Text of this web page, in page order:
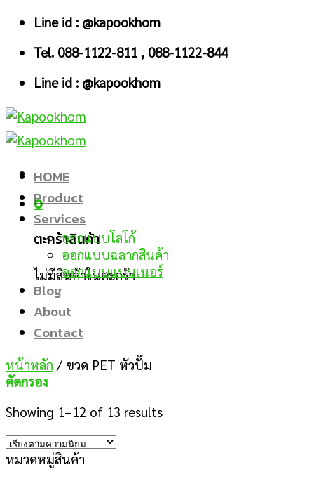
Skip
content
Line id : @kapookhom
Tel. 088-1122-811 , 088-1122-844
Line id : @kapookhom
0
ตะกร้าสินค้า
ไม่มีสินค้าในตะกร้า
HOME
Product
Services
ออกแบบโลโก้
ออกแบบฉลากสินค้า
ออกแบบแบนเนอร์
Blog
About
Contact
หน้าหลัก / ขวด PET หัวปั๊ม
คัดกรอง
Showing 1–12 of 13 results
หมวดหมู่สินค้า